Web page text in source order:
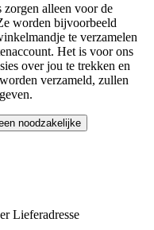
alleen voor de
worden bijvoorbeeld
te verzamelen
Het is voor ons
over jou te trekken en
verzameld, zullen
noodzakelijke
Lieferadresse